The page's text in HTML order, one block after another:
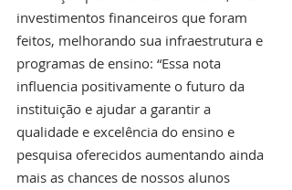
investimentos financeiros que foram
feitos, melhorando sua infraestrutura e
programas de ensino: “Essa nota
influencia positivamente o futuro da
instituição e ajudar a garantir a
qualidade e excelência do ensino e
pesquisa oferecidos aumentando ainda
mais as chances de nossos alunos